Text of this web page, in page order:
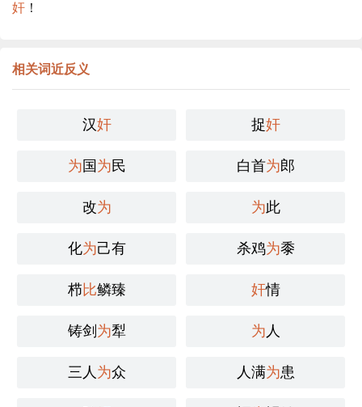
奸 ！
相关词近反义
汉奸 捉奸
为 国 为民 白首为郎
改为 为此
化为己有 杀鸡为黍
栉 比鳞臻 奸情
铸剑 为犁 为 人
三人 为众 人满为患